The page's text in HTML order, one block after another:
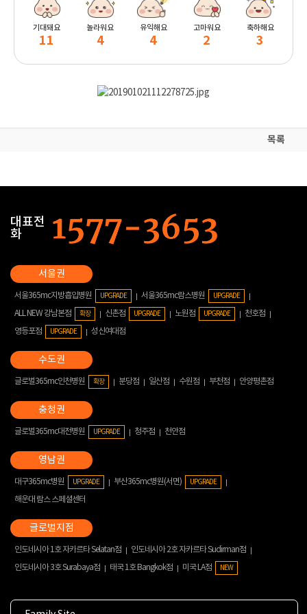
기대돼요
11
놀라워요
4
유익해요
4
고마워요
2
축하해요
3
목록
대표전
화
서울365mc지방흡입병원 UPGRADE 서울365mc람스병원 UPGRADE
ALL NEW 강남본점 확장 신촌점 UPGRADE 노원점 UPGRADE
천호점
영등포점
UPGRADE 성신여대점
글로벌365mc인천병원 확장 분당점 일산점 수원점 부천점 안양평촌점
글로벌365mc대전병원 UPGRADE 청주점 천안점
대구365mc병원 UPGRADE 부산365mc병원(서면) UPGRADE
해운대 람스 스페셜센터
인도네시아 1호 자카르타 Selatan점
인도네시아 2호 자카르타 Sudirman점
인도네시아 3호 Surabaya점
태국 1호 Bangkok점 미국 LA점 NEW